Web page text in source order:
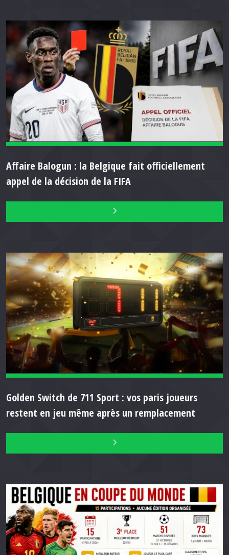
Affaire Balogun : la Belgique fait officiellement
appel de la décision de la FIFA
Golden Switch de 711 Sport : vos paris joueurs
restent en jeu même après un remplacement